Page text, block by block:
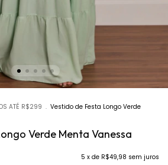
ATÉ R$299 . Vestido de Festa Longo Verde
Verde Menta Vanessa
5 x de R$49,98 sem juros